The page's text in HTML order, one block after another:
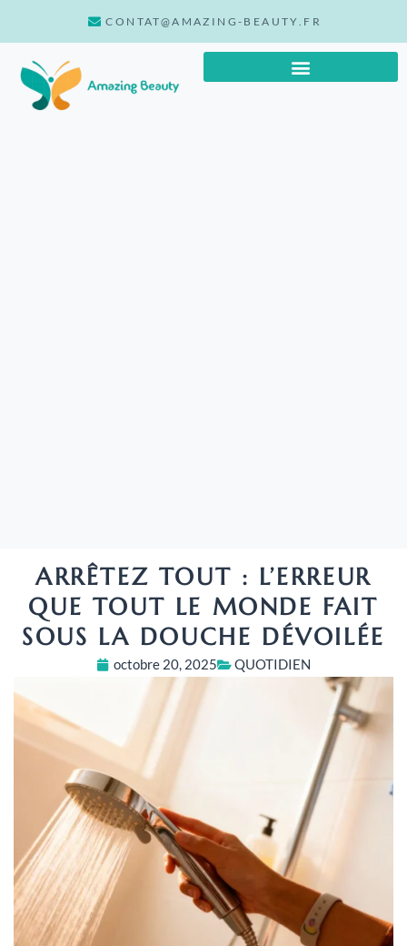
CONTAT@AMAZING-BEAUTY.FR
ARRÊTEZ TOUT : L’ERREUR
QUE TOUT LE MONDE FAIT
SOUS LA DOUCHE DÉVOILÉE
octobre 20, 2025 QUOTIDIEN